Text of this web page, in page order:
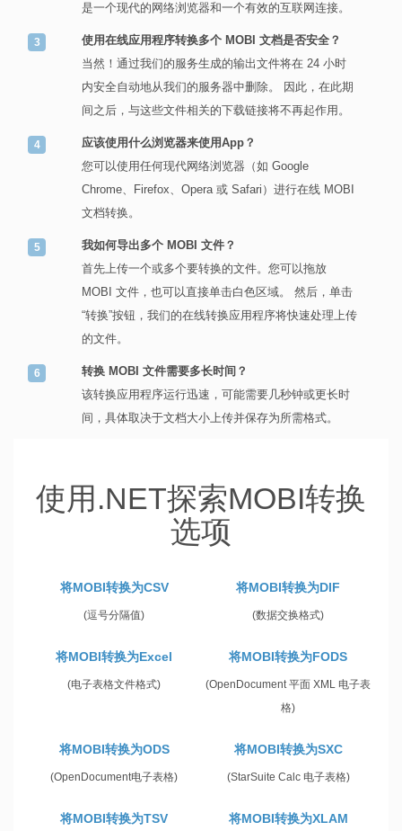
是一个现代的网络浏览器和一个有效的互联网连接。
使用在线应用程序转换多个 MOBI 文档是否安全？
当然！通过我们的服务生成的输出文件将在 24 小时
内安全自动地从我们的服务器中删除。 因此，在此期
间之后，与这些文件相关的下载链接将不再起作用。
应该使用什么浏览器来使用App？
您可以使用任何现代网络浏览器（如 Google
Chrome、Firefox、Opera 或 Safari）进行在线 MOBI
文档转换。
我如何导出多个 MOBI 文件？
首先上传一个或多个要转换的文件。您可以拖放
MOBI 文件，也可以直接单击白色区域。 然后，单击
“转换”按钮，我们的在线转换应用程序将快速处理上传
的文件。
转换 MOBI 文件需要多长时间？
该转换应用程序运行迅速，可能需要几秒钟或更长时
间，具体取决于文档大小上传并保存为所需格式。
使用.NET探索MOBI转换
选项
将MOBI转换为CSV
(逗号分隔值)
将MOBI转换为DIF
(数据交换格式)
将MOBI转换为Excel
(电子表格文件格式)
将MOBI转换为FODS
(OpenDocument 平面 XML 电子表
格)
将MOBI转换为ODS
(OpenDocument电子表格)
将MOBI转换为SXC
(StarSuite Calc 电子表格)
将MOBI转换为TSV 将MOBI转换为XLAM